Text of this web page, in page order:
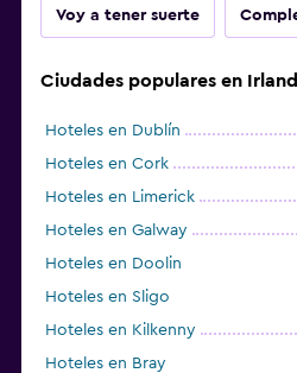
Voy a tener suerte
Ciudades populares en
Hoteles en Dublín
Hoteles en Cork
Hoteles en Limerick
Hoteles en Galway
Hoteles en Doolin
Hoteles en Sligo
Hoteles en Kilkenny
Hoteles en Bray